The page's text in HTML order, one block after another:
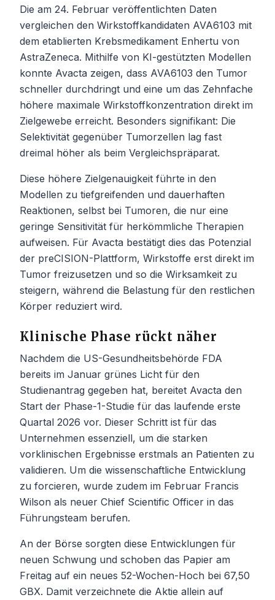
Die am 24. Februar veröffentlichten Daten
vergleichen den Wirkstoffkandidaten AVA6103 mit
dem etablierten Krebsmedikament Enhertu von
AstraZeneca. Mithilfe von KI-gestützten Modellen
konnte Avacta zeigen, dass AVA6103 den Tumor
schneller durchdringt und eine um das Zehnfache
höhere maximale Wirkstoffkonzentration direkt im
Zielgewebe erreicht. Besonders signifikant: Die
Selektivität gegenüber Tumorzellen lag fast
dreimal höher als beim Vergleichspräparat.
Diese höhere Zielgenauigkeit führte in den
Modellen zu tiefgreifenden und dauerhaften
Reaktionen, selbst bei Tumoren, die nur eine
geringe Sensitivität für herkömmliche Therapien
aufweisen. Für Avacta bestätigt dies das Potenzial
der preCISION-Plattform, Wirkstoffe erst direkt im
Tumor freizusetzen und so die Wirksamkeit zu
steigern, während die Belastung für den restlichen
Körper reduziert wird.
Klinische Phase rückt näher
Nachdem die US-Gesundheitsbehörde FDA
bereits im Januar grünes Licht für den
Studienantrag gegeben hat, bereitet Avacta den
Start der Phase-1-Studie für das laufende erste
Quartal 2026 vor. Dieser Schritt ist für das
Unternehmen essenziell, um die starken
vorklinischen Ergebnisse erstmals an Patienten zu
validieren. Um die wissenschaftliche Entwicklung
zu forcieren, wurde zudem im Februar Francis
Wilson als neuer Chief Scientific Officer in das
Führungsteam berufen.
An der Börse sorgten diese Entwicklungen für
neuen Schwung und schoben das Papier am
Freitag auf ein neues 52-Wochen-Hoch bei 67,50
GBX. Damit verzeichnete die Aktie allein auf